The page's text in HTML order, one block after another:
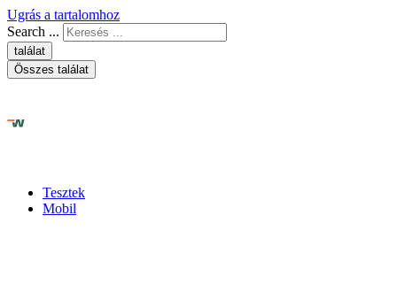
Ugrás a tartalomhoz
Search ...
találat
Összes találat
Tesztek
Mobil